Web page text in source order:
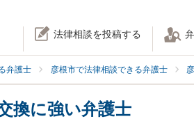
法律相談を投稿する
弁護士 彦根市で法律相談できる弁護士
換に強い弁護士